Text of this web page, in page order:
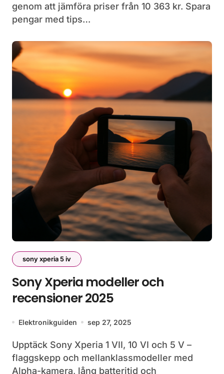
genom att jämföra priser från 10 363 kr. Spara
pengar med tips…
sony xperia 5 iv
Sony Xperia modeller och
recensioner 2025
Elektronikguiden sep 27, 2025
Upptäck Sony Xperia 1 VII, 10 VI och 5 V –
flaggskepp och mellanklassmodeller med
Alpha-kamera, lång batteritid och